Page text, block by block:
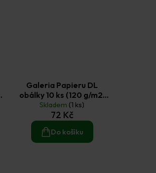
Galeria Papieru DL
obálky 10 ks (120 g/m2)
černá
Skladem (1 ks)
72 Kč
Do košíku